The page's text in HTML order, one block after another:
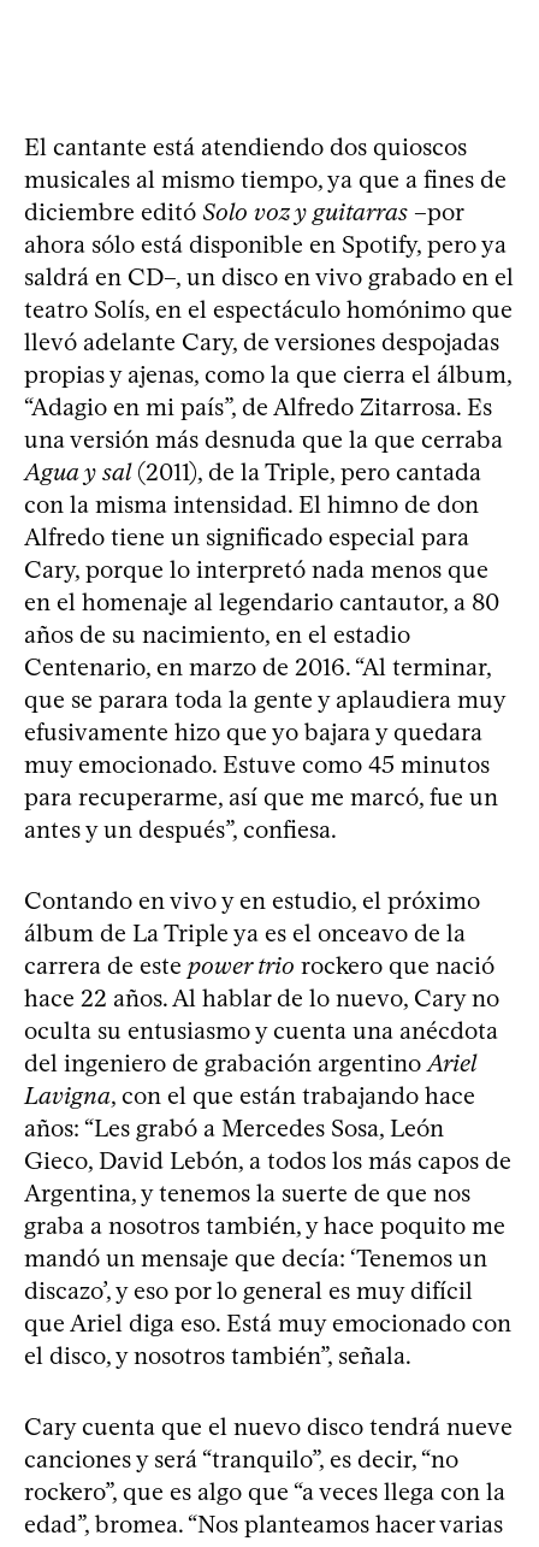
El cantante está atendiendo dos quioscos
musicales al mismo tiempo, ya que a fines de
diciembre editó Solo voz y guitarras –por
ahora sólo está disponible en Spotify, pero ya
saldrá en CD–, un disco en vivo grabado en el
teatro Solís, en el espectáculo homónimo que
llevó adelante Cary, de versiones despojadas
propias y ajenas, como la que cierra el álbum,
“Adagio en mi país”, de Alfredo Zitarrosa. Es
una versión más desnuda que la que cerraba
Agua y sal(2011), de la Triple, pero cantada
con la misma intensidad. El himno de don
Alfredo tiene un significado especial para
Cary, porque lo interpretó nada menos que
en el homenaje al legendario cantautor, a 80
años de su nacimiento, en el estadio
Centenario, en marzo de 2016. “Al terminar,
que se parara toda la gente y aplaudiera muy
efusivamente hizo que yo bajara y quedara
muy emocionado. Estuve como 45 minutos
para recuperarme, así que me marcó, fue un
antes y un después”, confiesa.
Contando en vivo y en estudio, el próximo
álbum de La Triple ya es el onceavo de la
carrera de este power trio rockero que nació
hace 22 años. Al hablar de lo nuevo, Cary no
oculta su entusiasmo y cuenta una anécdota
del ingeniero de grabación argentino Ariel
Lavigna, con el que están trabajando hace
años: “Les grabó a Mercedes Sosa, León
Gieco, David Lebón, a todos los más capos de
Argentina, y tenemos la suerte de que nos
graba a nosotros también, y hace poquito me
mandó un mensaje que decía: ‘Tenemos un
discazo’, y eso por lo general es muy difícil
que Ariel diga eso. Está muy emocionado con
el disco, y nosotros también”, señala.
Cary cuenta que el nuevo disco tendrá nueve
canciones y será “tranquilo”, es decir, “no
rockero”, que es algo que “a veces llega con la
edad”, bromea. “Nos planteamos hacer varias